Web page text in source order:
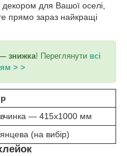
декором для Вашої оселі,
прямо зараз найкращі
знижка! Переглянути всі
> >
— 415х1000 мм
(на вибір)